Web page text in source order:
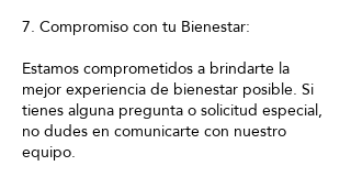
7. Compromiso con tu Bienestar:
Estamos comprometidos a brindarte la
mejor experiencia de bienestar posible. Si
tienes alguna pregunta o solicitud especial,
no dudes en comunicarte con nuestro
equipo.